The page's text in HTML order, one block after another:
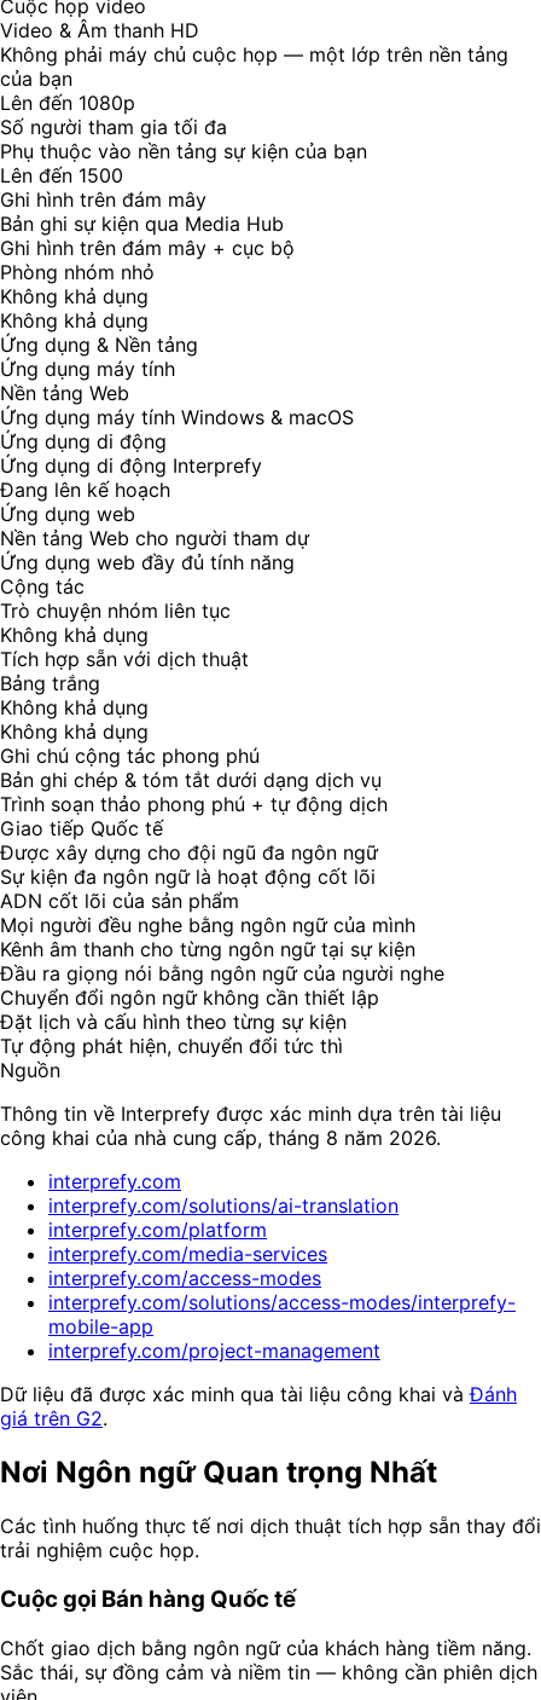
Cuộc họp video
Video & Âm thanh HD
Không phải máy chủ cuộc họp — một lớp trên nền tảng
của bạn
Lên đến 1080p
Số người tham gia tối đa
Phụ thuộc vào nền tảng sự kiện của bạn
Lên đến 1500
Ghi hình trên đám mây
Bản ghi sự kiện qua Media Hub
Ghi hình trên đám mây + cục bộ
Phòng nhóm nhỏ
Không khả dụng
Không khả dụng
Ứng dụng & Nền tảng
Ứng dụng máy tính
Nền tảng Web
Ứng dụng máy tính Windows & macOS
Ứng dụng di động
Ứng dụng di động Interprefy
Đang lên kế hoạch
Ứng dụng web
Nền tảng Web cho người tham dự
Ứng dụng web đầy đủ tính năng
Cộng tác
Trò chuyện nhóm liên tục
Không khả dụng
Tích hợp sẵn với dịch thuật
Bảng trắng
Không khả dụng
Không khả dụng
Ghi chú cộng tác phong phú
Bản ghi chép & tóm tắt dưới dạng dịch vụ
Trình soạn thảo phong phú + tự động dịch
Giao tiếp Quốc tế
Được xây dựng cho đội ngũ đa ngôn ngữ
Sự kiện đa ngôn ngữ là hoạt động cốt lõi
ADN cốt lõi của sản phẩm
Mọi người đều nghe bằng ngôn ngữ của mình
Kênh âm thanh cho từng ngôn ngữ tại sự kiện
Đầu ra giọng nói bằng ngôn ngữ của người nghe
Chuyển đổi ngôn ngữ không cần thiết lập
Đặt lịch và cấu hình theo từng sự kiện
Tự động phát hiện, chuyển đổi tức thì
Nguồn
Thông tin về Interprefy được xác minh dựa trên tài liệu
công khai của nhà cung cấp, tháng 8 năm 2026.
interprefy.com
interprefy.com/solutions/ai-translation
interprefy.com/platform
interprefy.com/media-services
interprefy.com/access-modes
interprefy.com/solutions/access-modes/interprefy-
mobile-app
interprefy.com/project-management
Dữ liệu đã được xác minh qua tài liệu công khai vàĐánh
giá trên G2.
Nơi Ngôn ngữ Quan trọng Nhất
Các tình huống thực tế nơi dịch thuật tích hợp sẵn thay đổi
trải nghiệm cuộc họp.
Cuộc gọi Bán hàng Quốc tế
Chốt giao dịch bằng ngôn ngữ của khách hàng tiềm năng.
Sắc thái, sự đồng cảm và niềm tin — không cần phiên dịch